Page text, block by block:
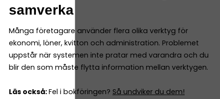
samverka
Många företagare använder flera olika verktyg för
ekonomi, löner, kvitton och administration. Problemet
uppstår när systemen inte pratar med varandra och du
blir den som måste flytta information mellan verktygen.
Läs också:Fel i bokföringen? Så undviker du dem!